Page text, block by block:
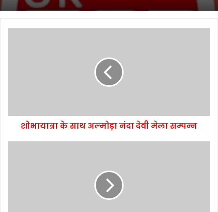
शोभायात्रा के साथ अल्मोड़ा नंदा देवी मेला सम्पन्न